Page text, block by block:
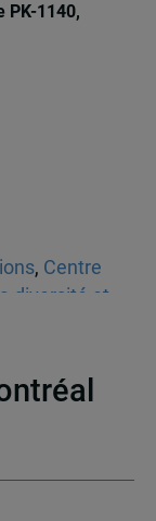
PK-1140,
, Centre
diversité et